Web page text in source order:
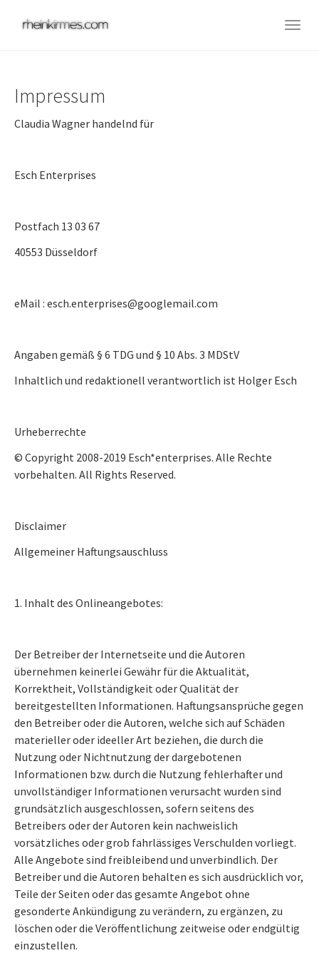
Impressum
Claudia Wagner handelnd für
Esch Enterprises
Postfach 13 03 67
40553 Düsseldorf
eMail : esch.enterprises@googlemail.com
Angaben gemäß § 6 TDG und § 10 Abs. 3 MDStV
Inhaltlich und redaktionell verantwortlich ist Holger Esch
Urheberrechte
© Copyright 2008-2019 Esch*enterprises. Alle Rechte
vorbehalten. All Rights Reserved.
Disclaimer
Allgemeiner Haftungsauschluss
1. Inhalt des Onlineangebotes:
Der Betreiber der Internetseite und die Autoren
übernehmen keinerlei Gewähr für die Aktualität,
Korrektheit, Vollständigkeit oder Qualität der
bereitgestellten Informationen. Haftungsansprüche gegen
den Betreiber oder die Autoren, welche sich auf Schäden
materieller oder ideeller Art beziehen, die durch die
Nutzung oder Nichtnutzung der dargebotenen
Informationen bzw. durch die Nutzung fehlerhafter und
unvollständiger Informationen verursacht wurden sind
grundsätzlich ausgeschlossen, sofern seitens des
Betreibers oder der Autoren kein nachweislich
vorsätzliches oder grob fahrlässiges Verschulden vorliegt.
Alle Angebote sind freibleibend und unverbindlich. Der
Betreiber und die Autoren behalten es sich ausdrücklich vor,
Teile der Seiten oder das gesamte Angebot ohne
gesonderte Ankündigung zu verändern, zu ergänzen, zu
löschen oder die Veröffentlichung zeitweise oder endgültig
einzustellen.